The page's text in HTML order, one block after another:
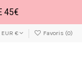
45€
EUR € Favoris (0)